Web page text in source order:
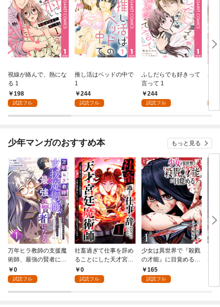
視線が絡んで、熱にな
る 1
198
試読フル
推し活はベッドの中で
1
244
試読フル
ふしだらでも好きって
言って 1
244
試読フル
パ
少年マンガのおすすめ本 もっと見る
万年ヒラ教師の支援魔
術師、最強の賢者にな
る～不人気の支援魔術
師は給料泥棒だと魔術
が、出世した元教え子
0
試読フル
社畜過ぎて仕事を辞め
ることにした天才宮廷
魔術師～辺境の地でス
ローライフを夢見る
0
試読フル
少女は異世界で『殺戮
の才能』に目覚める
(話売り) #1
165
試読フル
者